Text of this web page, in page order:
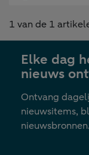
1 van de 1
Elke dag
nieuws
Ontvang
nieuwsitems,
nieuwsbronnen.